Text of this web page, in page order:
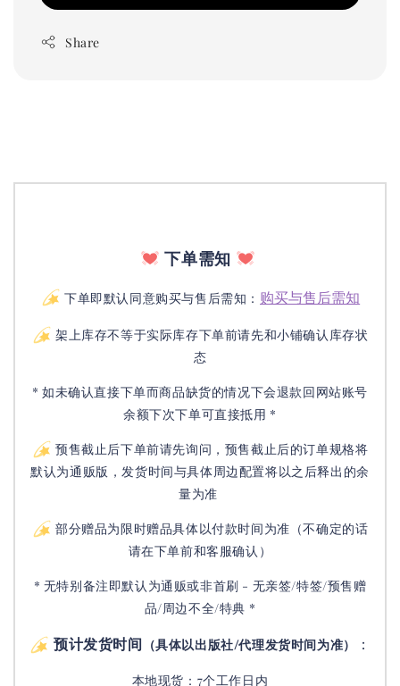
Share
下单需知
下单即默认同意购买与售后需知： 购买与售后需知
架上库存不等于实际库存下单前请先和小铺确认库存状
态
* 如未确认直接下单而商品缺货的情况下会退款回网站账号
余额下次下单可直接抵用 *
预售截止后下单前请先询问，预售截止后的订单规格将
默认为通贩版，发货时间与具体周边配置将以之后释出的余
量为准
部分赠品为限时赠品具体以付款时间为准（不确定的话
请在下单前和客服确认）
* 无特别备注即默认为通贩或非首刷 - 无亲签/特签/预售赠
品/周边不全/特典 *
预计发货时间 （具体以出版社/代理发货时间为准） ：
本地现货：7个工作日内